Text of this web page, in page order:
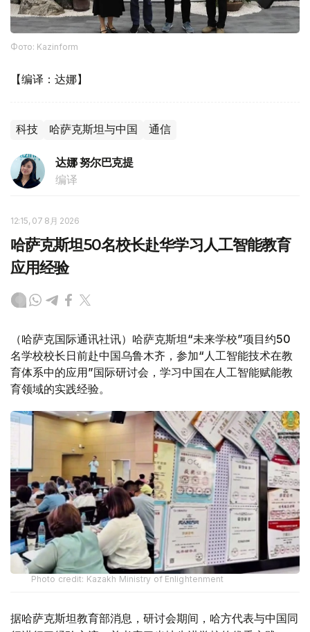
Фото: Kazinform
【编译：达娜】
科技 哈萨克斯坦与中国 通信
达娜 努尔巴克提
编译
12:15, 07 8月 2026
哈萨克斯坦50名校长赴华学习人工智能教育
应用经验
（哈萨克国际通讯社讯）哈萨克斯坦“未来学校”项目约50
名学校校长日前赴中国乌鲁木齐，参加“人工智能技术在教
育体系中的应用”国际研讨会，学习中国在人工智能赋能教
育领域的实践经验。
Photo credit: Kazakh Ministry of Enlightenment
据哈萨克斯坦教育部消息，研讨会期间，哈方代表与中国同